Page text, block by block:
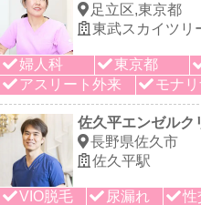
足立区,東京都
東武スカイツリ
婦人科 東京都
アスリート外来
モナ
佐久平エンゼルク
長野県佐久市
佐久平駅
VIO脱毛 尿漏れ 性